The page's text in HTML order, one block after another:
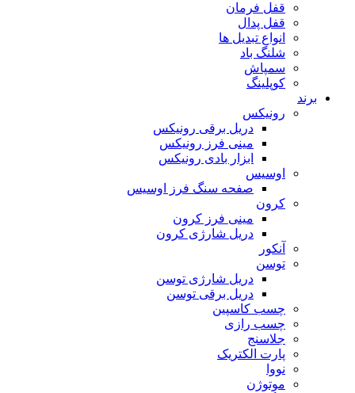
قفل فرمان
قفل پدال
انواع تبدیل ها
شلنگ باد
سمپاش
کوپلینگ
برند
رونیکس
دریل برقی رونیکس
مینی فرز رونیکس
ابزار بادی رونیکس
اوسیس
صفحه سنگ فرز اوسیس
کرون
مینی فرز کرون
دریل شارژی کرون
آنکور
توسن
دریل شارژی توسن
دریل برقی توسن
چسب کاسپین
چسب رازی
جلاسنج
پارت الکتریک
نووا
موتوژن